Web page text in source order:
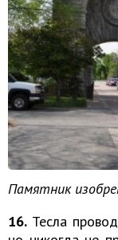
Памятник
16. Тесла